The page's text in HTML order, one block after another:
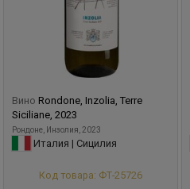
Вино Rondone, Inzolia, Terre
Siciliane, 2023
Рондоне, Инзолия, 2023
Италия | Сицилия
Код товара: ФТ-25726